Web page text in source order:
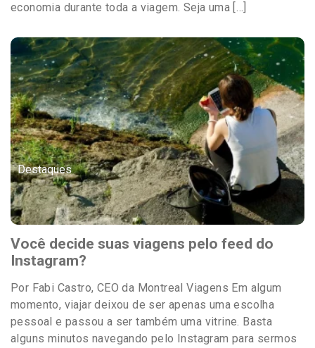
economia durante toda a viagem. Seja uma […]
Destaques
Você decide suas viagens pelo feed do
Instagram?
Por Fabi Castro, CEO da Montreal Viagens Em algum
momento, viajar deixou de ser apenas uma escolha
pessoal e passou a ser também uma vitrine. Basta
alguns minutos navegando pelo Instagram para sermos